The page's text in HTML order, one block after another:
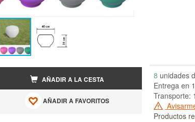
AÑADIR A LA CESTA
AÑADIR A FAVORITOS
8 unidades
Entrega en
Transporte:
Productos